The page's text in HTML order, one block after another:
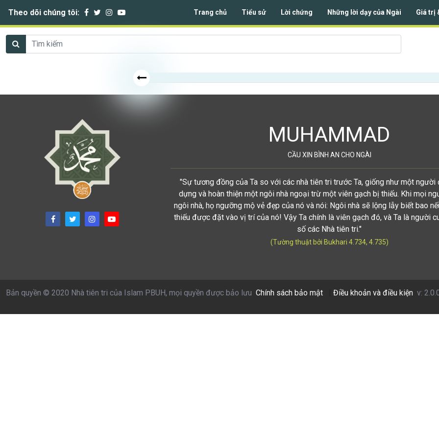
Theo dõi chúng tôi: Trang chủ Tiểu sử Lời chứng Những lời dạy của Ngài Giá trị
MUHAMMAD
CẦU XIN BÌNH AN CHO NGÀI
"Sự tương đồng của Ta so với các nhà tiên tri trước Ta, giống như một người
dựng và hoàn thiện một ngôi nhà ngoại trừ một viên gạch bị thiếu. Khi mọi
ngôi nhà, họ ngưỡng mộ vẻ đẹp của nó và nói: Ngôi nhà sẽ lộng lẫy biết bao
thiếu được đặt vào vị trí của nó! Vậy Ta chính là viên gạch đó, và Ta là người
số các Nhà tiên tri."
(Tường thuật bởi Bukhari 4.734, 4.735)
Bản quyền © 2020 Nhà tiên tri của Islam PBUH, mọi quyền được bảo lưu Chính sách bảo mật Điều khoản và điều kiện v: